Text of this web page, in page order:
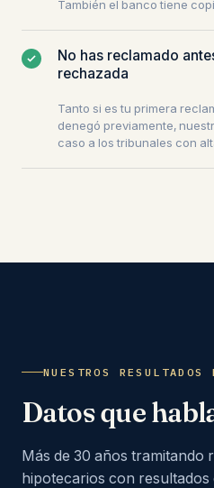
También el banco tiene
No has reclamado
rechazada
Tanto si es tu primera
denegó previamente,
caso a los tribunales con
NUESTROS
Datos que
Más de 30 años tramitando
hipotecarios con resultados